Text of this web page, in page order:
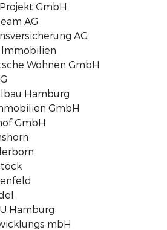
GmbH
AG
AG
Immobilien
Wohnen GmbH
Hamburg
GmbH
GmbH
Hamburg
mbH